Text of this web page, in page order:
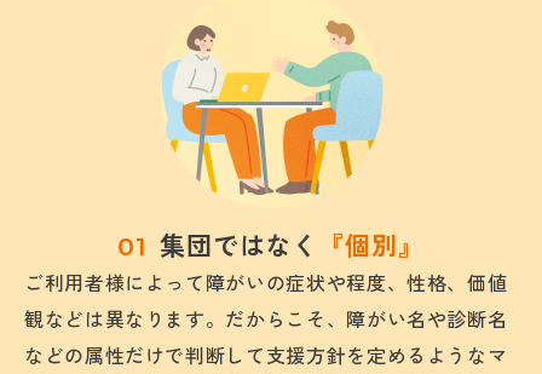
集団ではなく 『個別』
ご利用者様によって障がいの症状や程度、性格、価値
観などは異なります。だからこそ、障がい名や診断名
などの属性だけで判断して支援方針を定めるようなマ